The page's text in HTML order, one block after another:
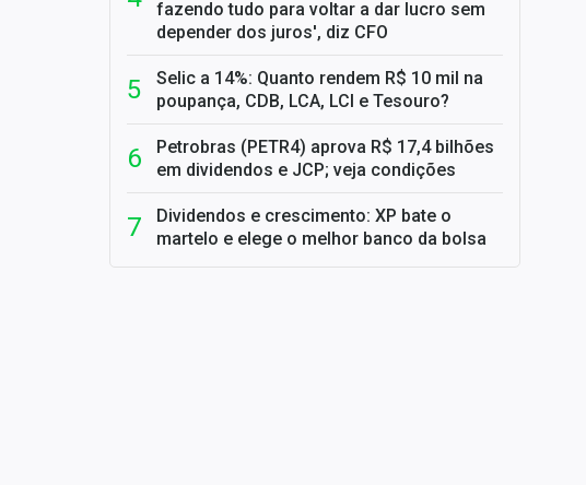
fazendo tudo para voltar a dar lucro sem
depender dos juros', diz CFO
Selic a 14%: Quanto rendem R$ 10 mil na
poupança, CDB, LCA, LCI e Tesouro?
Petrobras (PETR4) aprova R$ 17,4 bilhões
em dividendos e JCP; veja condições
Dividendos e crescimento: XP bate o
martelo e elege o melhor banco da bolsa